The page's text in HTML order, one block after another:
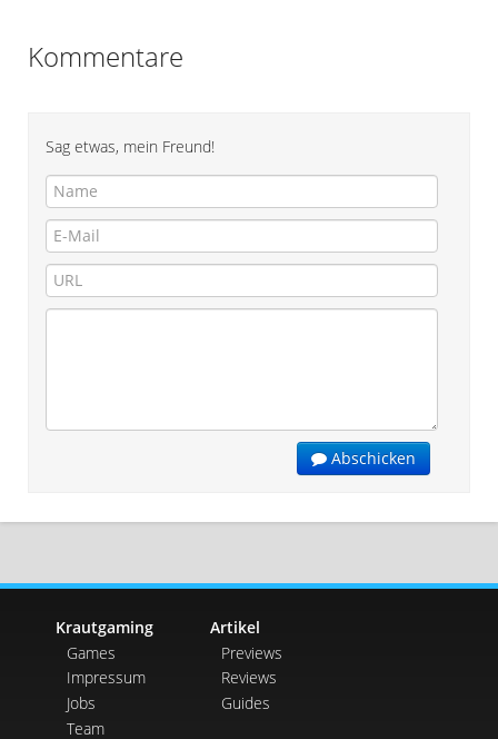
Kommentare
Sag etwas, mein Freund!
Abschicken
Krautgaming
Games
Impressum
Jobs
Team
Artikel
Previews
Reviews
Guides